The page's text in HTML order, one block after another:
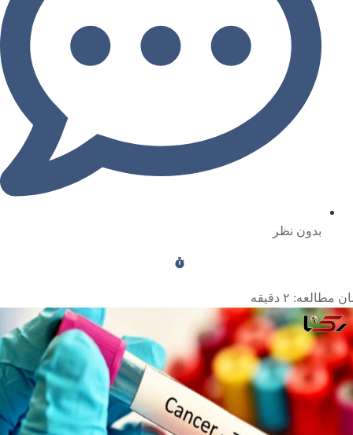
بدون نظر
مطالعه: ۲ دقیقه